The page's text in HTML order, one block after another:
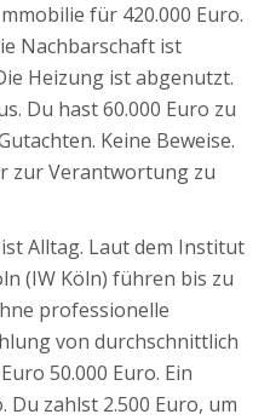
für 420.000 Euro.
Nachbarschaft ist
Heizung ist abgenutzt.
Du hast 60.000 Euro zu
Keine Beweise.
zur Verantwortung zu
Alltag. Laut dem Institut
(IW Köln) führen bis zu
professionelle
von durchschnittlich
50.000 Euro. Ein
Du zahlst 2.500 Euro, um